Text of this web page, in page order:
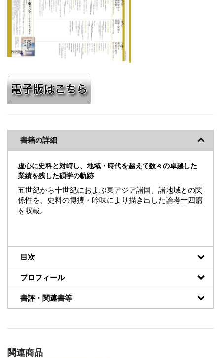
書籍の詳細
虚心に史料と対峙し、地域・時代を越えて数々の卓越した
業績を残した碩学の軌跡
五世紀から十世紀におよぶ東アジア諸国、諸地域との関
係性を、史料の博捜・吟味により描き出した論考十四篇
を収載。
目次
プロフィール
書評・関連書等
関連商品